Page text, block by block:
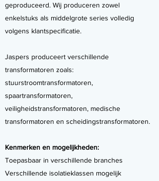
geproduceerd. Wij produceren zowel
enkelstuks als middelgrote series volledig
volgens klantspecificatie.
Jaspers produceert verschillende
transformatoren zoals:
stuurstroomtransformatoren,
spaartransformatoren,
veiligheidstransformatoren, medische
transformatoren en scheidingstransformatoren.
Kenmerken en mogelijkheden:
Toepasbaar in verschillende branches
Verschillende isolatieklassen mogelijk